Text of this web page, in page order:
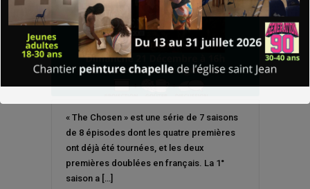
« The Chosen » est une série de 7 saisons
de 8 épisodes dont les quatre premières
ont déjà été tournées, et les deux
premières doublées en français. La 1°
saison a […]